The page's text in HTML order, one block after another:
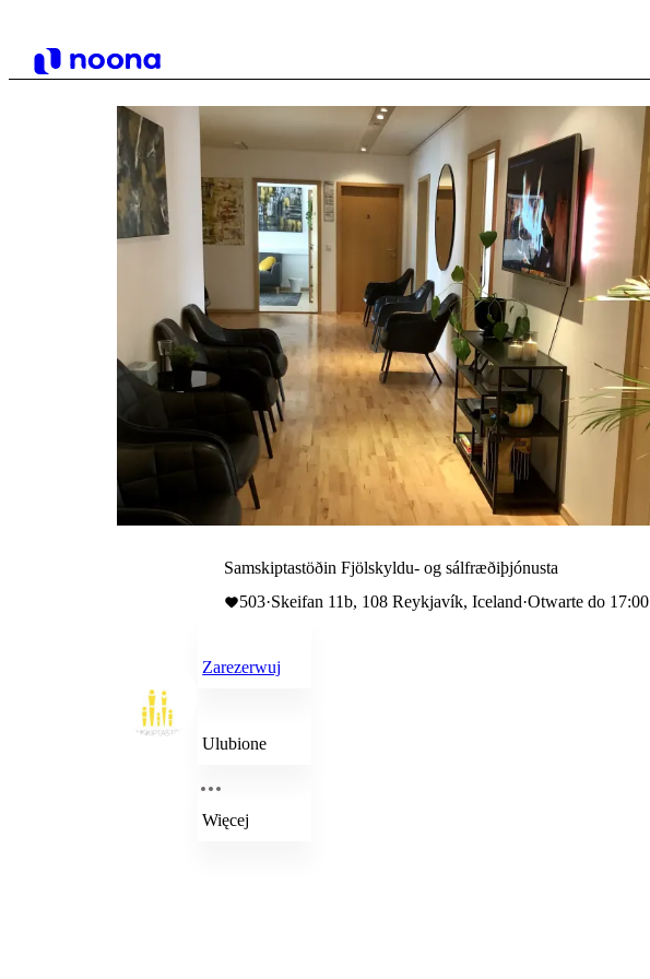
Samskiptastöðin Fjölskyldu- og sálfræðiþjónusta
503·Skeifan 11b, 108 Reykjavík, Iceland·Otwarte do 17:00
Zarezerwuj
Ulubione
Więcej